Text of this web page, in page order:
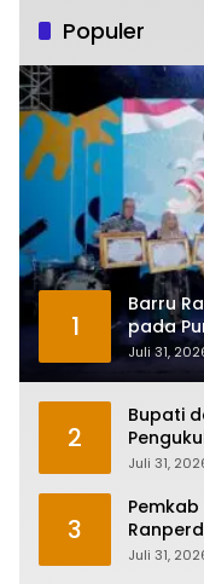
Populer
1
Barru
pada
Juli 31,
2
Bupati
Juli 31,
3
Pemkab
2025,
Juli 31,